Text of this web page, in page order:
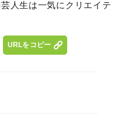
人生は一気にクリエイテ
URLをコピー